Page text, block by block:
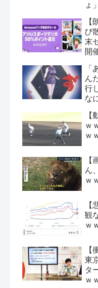
ょ」
【
び
末
開
「
ん
行
な
【
ｗ
ｗ
【
ん
ｗ
【
観
ｗ
【
東
タ
ｗ